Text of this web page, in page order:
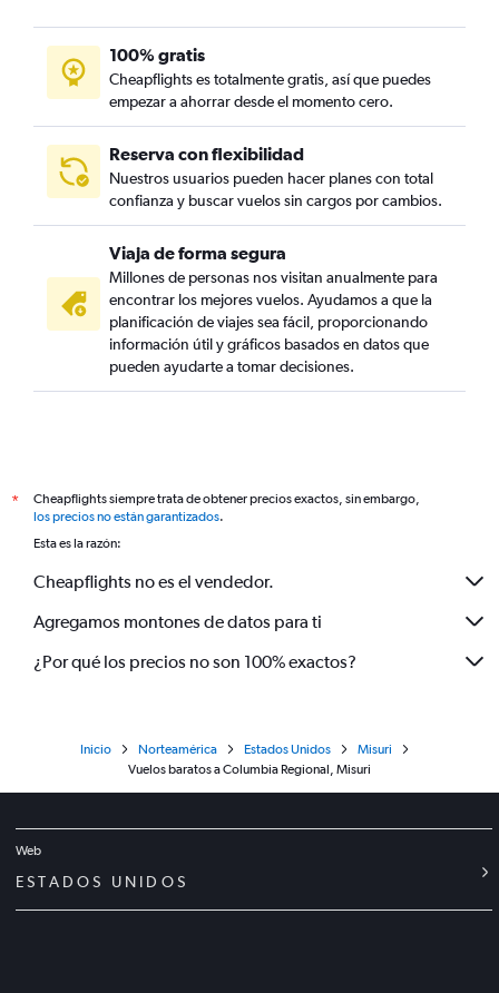
100% gratis
Cheapflights es totalmente gratis, así que puedes
empezar a ahorrar desde el momento cero.
Reserva con flexibilidad
Nuestros usuarios pueden hacer planes con total
confianza y buscar vuelos sin cargos por cambios.
Viaja de forma segura
Millones de personas nos visitan anualmente para
encontrar los mejores vuelos. Ayudamos a que la
planificación de viajes sea fácil, proporcionando
información útil y gráficos basados en datos que
pueden ayudarte a tomar decisiones.
*
Cheapflights siempre trata de obtener precios exactos, sin embargo,
los precios no están garantizados.
Esta es la razón:
Cheapflights no es el vendedor.
Agregamos montones de datos para ti
¿Por qué los precios no son 100% exactos?
Inicio Norteamérica Estados Unidos
Misuri
Vuelos baratos a Columbia Regional, Misuri
Web
ESTADOS UNIDOS